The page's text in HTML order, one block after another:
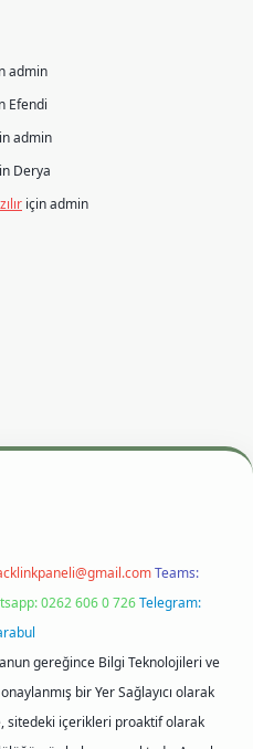
admin
Efendi
admin
Derya
içinadmin
Teams:
0262 606 0 726Telegram:
gereğince Bilgi Teknolojileri ve
bir Yer Sağlayıcı olarak
sitedeki içerikleri proaktif olarak